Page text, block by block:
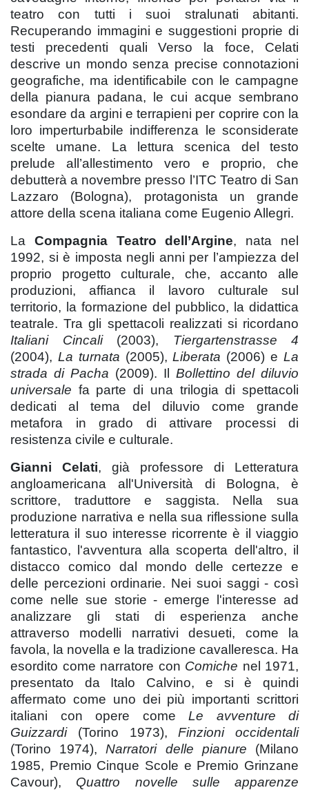
teatro con tutti i suoi stralunati abitanti.
Recuperando immagini e suggestioni proprie di
testi precedenti quali Verso la foce, Celati
descrive un mondo senza precise connotazioni
geografiche, ma identificabile con le campagne
della pianura padana, le cui acque sembrano
esondare da argini e terrapieni per coprire con la
loro imperturbabile indifferenza le sconsiderate
scelte umane. La lettura scenica del testo
prelude all’allestimento vero e proprio, che
debutterà a novembre presso l’ITC Teatro di San
Lazzaro (Bologna), protagonista un grande
attore della scena italiana come Eugenio Allegri.
La Compagnia Teatro dell’Argine, nata nel
1992, si è imposta negli anni per l’ampiezza del
proprio progetto culturale, che, accanto alle
produzioni, affianca il lavoro culturale sul
territorio, la formazione del pubblico, la didattica
teatrale. Tra gli spettacoli realizzati si ricordano
Italiani Cincali(2003), Tiergartenstrasse 4
(2004), La turnata (2005),Liberata (2006) eLa
strada di Pacha (2009). Il Bollettino del diluvio
universale fa parte di una trilogia di spettacoli
dedicati al tema del diluvio come grande
metafora in grado di attivare processi di
resistenza civile e culturale.
Gianni Celati, già professore di Letteratura
angloamericana all'Università di Bologna, è
scrittore, traduttore e saggista. Nella sua
produzione narrativa e nella sua riflessione sulla
letteratura il suo interesse ricorrente è il viaggio
fantastico, l'avventura alla scoperta dell'altro, il
distacco comico dal mondo delle certezze e
delle percezioni ordinarie. Nei suoi saggi - così
come nelle sue storie - emerge l'interesse ad
analizzare gli stati di esperienza anche
attraverso modelli narrativi desueti, come la
favola, la novella e la tradizione cavalleresca. Ha
esordito come narratore con Comiche nel 1971,
presentato da Italo Calvino, e si è quindi
affermato come uno dei più importanti scrittori
italiani con opere come Le avventure di
Guizzardi(Torino 1973),Finzioni occidentali
(Torino 1974),Narratori delle pianure (Milano
1985, Premio Cinque Scole e Premio Grinzane
Cavour), Quattro novelle sulle apparenze